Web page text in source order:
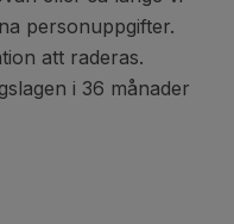
personuppgifter.
att raderas.
i 36 månader